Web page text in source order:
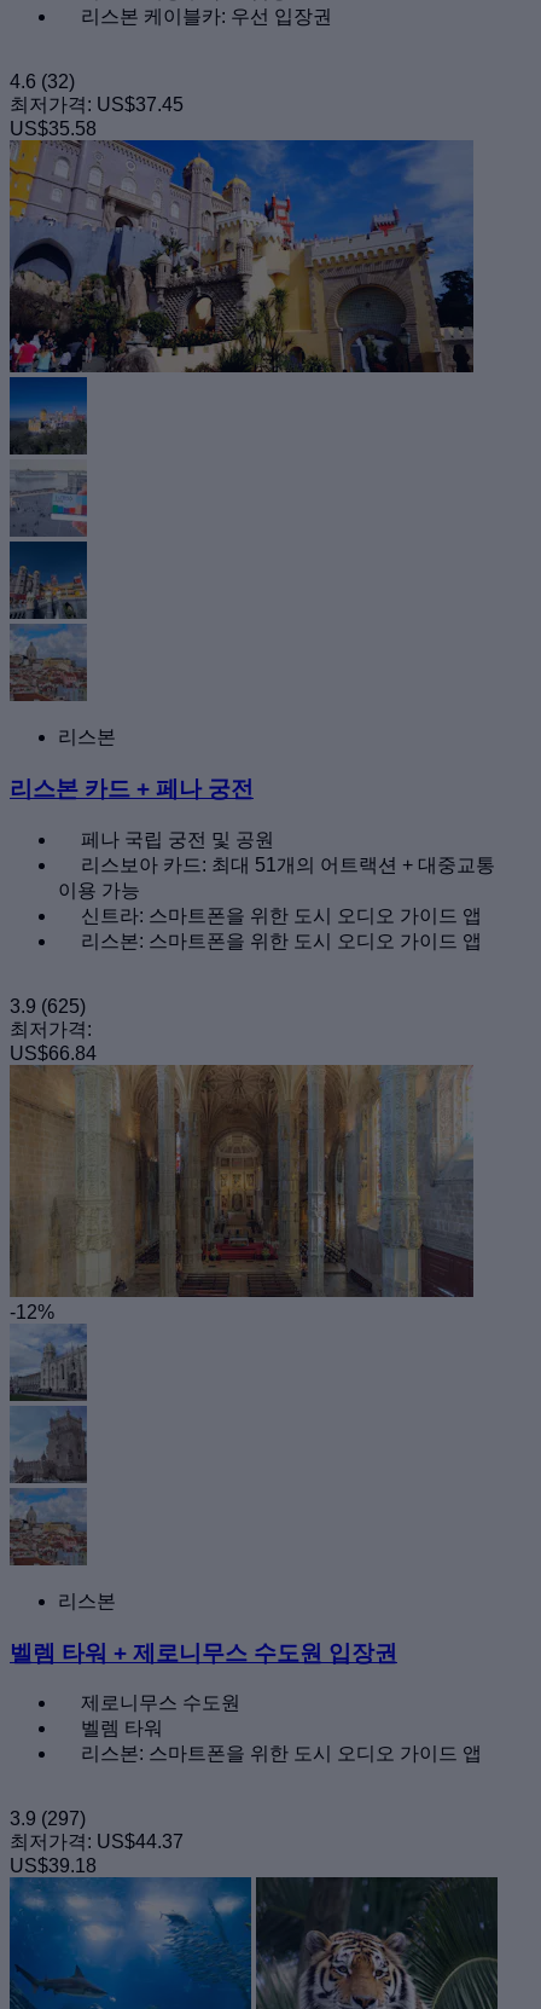
리스본 케이블카: 우선 입장권
4.6 (32)
최저가격: US$37.45
US$35.58
리스본
리스본 카드 + 페나 궁전
페나 국립 궁전 및 공원
리스보아 카드: 최대 51개의 어트랙션 + 대중교통
이용 가능
신트라: 스마트폰을 위한 도시 오디오 가이드 앱
리스본: 스마트폰을 위한 도시 오디오 가이드 앱
3.9 (625)
최저가격:
US$66.84
-12%
리스본
벨렘 타워 + 제로니무스 수도원 입장권
제로니무스 수도원
벨렘 타워
리스본: 스마트폰을 위한 도시 오디오 가이드 앱
3.9 (297)
최저가격: US$44.37
US$39.18